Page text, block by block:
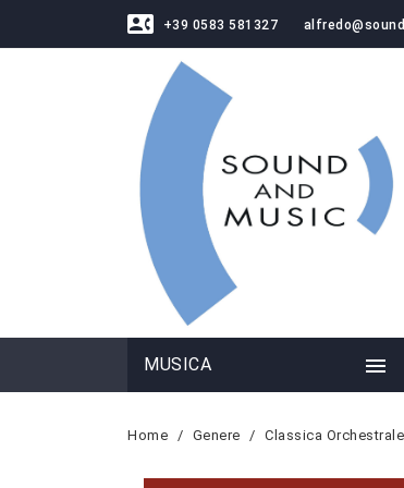
contact_phone +39 0583 581327
MUSICA 
Home Genere Classica Orchestrale